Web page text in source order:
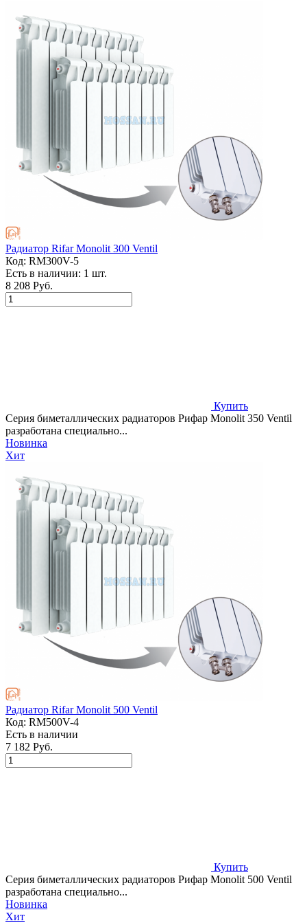
Радиатор Rifar Monolit 300 Ventil
Код: RM300V-5
Есть в наличии: 1 шт.
8 208 Руб.
Купить
Серия биметаллических радиаторов Рифар Monolit 350 Ventil
разработана специально...
Новинка
Хит
Радиатор Rifar Monolit 500 Ventil
Код: RM500V-4
Есть в наличии
7 182 Руб.
Купить
Серия биметаллических радиаторов Рифар Monolit 500 Ventil
разработана специально...
Новинка
Хит